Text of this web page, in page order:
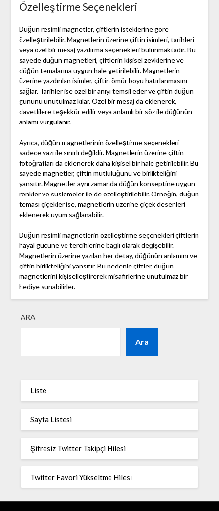
Özelleştirme Seçenekleri
Düğün resimli magnetler, çiftlerin isteklerine göre
özelleştirilebilir. Magnetlerin üzerine çiftin isimleri, tarihleri
veya özel bir mesaj yazdırma seçenekleri bulunmaktadır. Bu
sayede düğün magnetleri, çiftlerin kişisel zevklerine ve
düğün temalarına uygun hale getirilebilir. Magnetlerin
üzerine yazdırılan isimler, çiftin ömür boyu hatırlanmasını
sağlar. Tarihler ise özel bir anıyı temsil eder ve çiftin düğün
gününü unutulmaz kılar. Özel bir mesaj da eklenerek,
davetlilere teşekkür edilir veya anlamlı bir söz ile düğünün
anlamı vurgulanır.
Ayrıca, düğün magnetlerinin özelleştirme seçenekleri
sadece yazı ile sınırlı değildir. Magnetlerin üzerine çiftin
fotoğrafları da eklenerek daha kişisel bir hale getirilebilir. Bu
sayede magnetler, çiftin mutluluğunu ve birlikteliğini
yansıtır. Magnetler aynı zamanda düğün konseptine uygun
renkler ve süslemeler ile de özelleştirilebilir. Örneğin, düğün
teması çiçekler ise, magnetlerin üzerine çiçek desenleri
eklenerek uyum sağlanabilir.
Düğün resimli magnetlerin özelleştirme seçenekleri çiftlerin
hayal gücüne ve tercihlerine bağlı olarak değişebilir.
Magnetlerin üzerine yazılan her detay, düğünün anlamını ve
çiftin birlikteliğini yansıtır. Bu nedenle çiftler, düğün
magnetlerini kişiselleştirerek misafirlerine unutulmaz bir
hediye sunabilirler.
ARA
Ara
Liste
Sayfa Listesi
Şifresiz Twitter Takipçi Hilesi
Twitter Favori Yükseltme Hilesi